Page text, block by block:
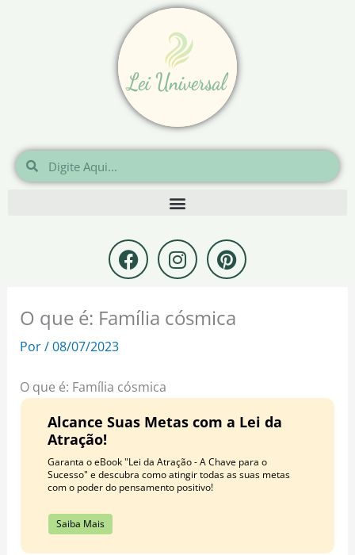
Pesquisar
Pesquisar
F
a
c
e
b
k
I
n
s
t
a
m
P
i
n
t
e
t
O que é: Família cósmica
Por/08/07/2023
O que é: Família cósmica
Alcance Suas Metas com a Lei da
Atração!
Garanta o eBook "Lei da Atração - A Chave para o
Sucesso" e descubra como atingir todas as suas metas
com o poder do pensamento positivo!
Saiba Mais